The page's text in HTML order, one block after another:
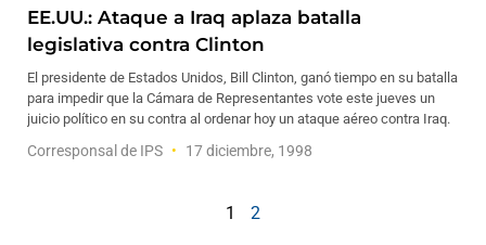
EE.UU.: Ataque a Iraq aplaza batalla
legislativa contra Clinton
El presidente de Estados Unidos, Bill Clinton, ganó tiempo en su batalla
para impedir que la Cámara de Representantes vote este jueves un
juicio político en su contra al ordenar hoy un ataque aéreo contra Iraq.
Corresponsal de IPS 17 diciembre, 1998
1 2